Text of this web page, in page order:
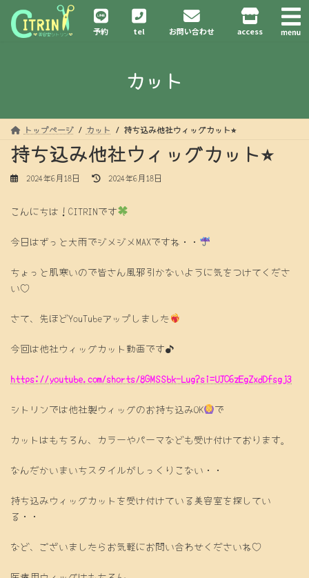
ッ
移
予約 tel お問い合わせ access
カット
トップページ カット 持ち込み他社ウィッグカット⭐︎
持ち込み他社ウィッグカット⭐︎
2024年6月18日
最
新
時
2024年6月18日
こんにちは！CITRINです
今日はずっと大雨でジメジメMAXですね・・
ちょっと肌寒いので皆さん風邪引かないように気をつけてくださ
い♡
さて、先ほどYouTubeアップしました
今回は他社ウィッグカット動画です♪
https://youtube.com/shorts/8GMSSbk-Lug?si=UJC6zEgZxdDfsgj3
シトリンでは他社製ウィッグのお持ち込みOK で
カットはもちろん、カラーやパーマなども受け付けております。
なんだかいまいちスタイルがしっくりこない・・
持ち込みウィッグカットを受け付けている美容室を探してい
る・・
など、ございましたらお気軽にお問い合わせくださいね♡